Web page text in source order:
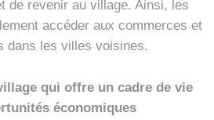
de revenir au village. Ainsi, les
accéder aux commerces et
dans les villes voisines.
qui offre un cadre de vie
économiques